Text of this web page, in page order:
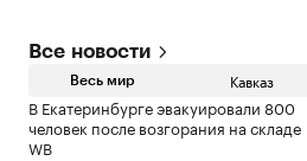
Все новости
Весь мир Кавказ
В Екатеринбурге эвакуировали 800
человек после возгорания на складе
WB